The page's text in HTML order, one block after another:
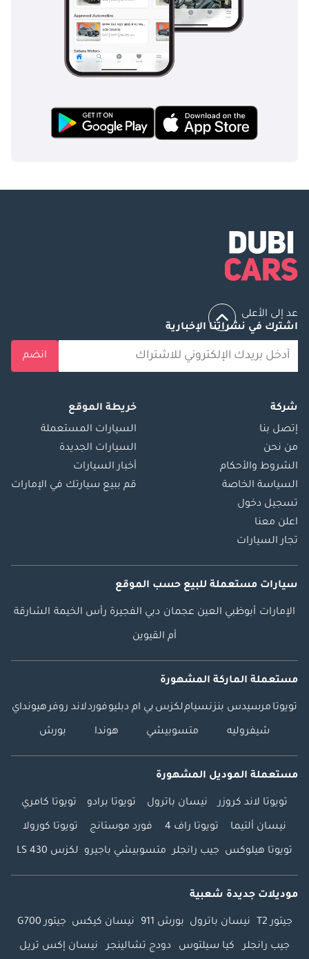
عد إلى الأعلى
اشترك في نشراتنا الإخبارية
انضم
شركة
إتصل بنا
من نحن
الشروط والأحكام
السياسة الخاصة
تسجيل دخول
اعلن معنا
تجار السيارات
خريطة الموقع
السيارات المستعملة
السيارات الجديدة
أخبار السيارات
قم ببيع سيارتك في الإمارات
سيارات مستعملة للبيع حسب الموقع
الإمارات أبوظبي العين عجمان دبي الفجيرة رأس الخيمة الشارقة
أم القيوين
مستعملة الماركة المشهورة
تويوتا مرسيدس بنزنسياملكزس بي ام دبليوفوردلاند روفرهيونداي
شيفروليه متسوبيشي هوندا بورش
مستعملة الموديل المشهورة
تويوتا لاند كروزر نيسان باترول تويوتا برادو تويوتا كامري
نيسان ألتيما تويوتا راف 4 فورد موستانج تويوتا كورولا
تويوتا هيلوكس جيب رانجلر متسوبيشي باجيرو لكزس LS 430
موديلات جديدة شعبية
جيتور T2 نيسان باترول بورش 911 نيسان كيكس جيتور G700
جيب رانجلر كيا سيلتوس دودج تشالينجر نيسان إكس تريل